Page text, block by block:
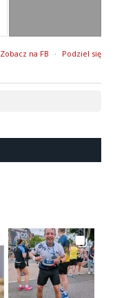
Zobacz na FB · Podziel się